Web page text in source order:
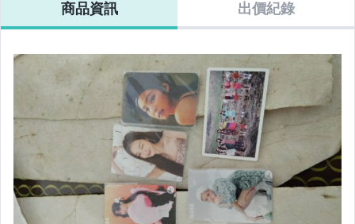
女裝與服飾配件
商品資訊 出價紀錄